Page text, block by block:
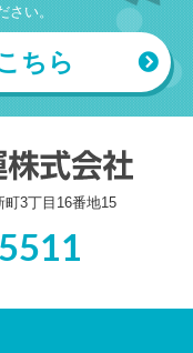
さい。
ちら
3丁目16番地15